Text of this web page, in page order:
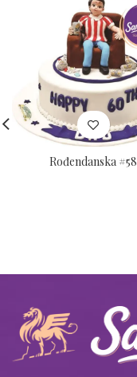
Rođendanska #58